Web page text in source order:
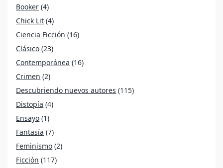
Booker (4)
Chick Lit (4)
Ciencia Ficción (16)
Clásico (23)
Contemporánea (16)
Crimen (2)
Descubriendo nuevos autores (115)
Distopía (4)
Ensayo (1)
Fantasía (7)
Feminismo (2)
Ficción (117)